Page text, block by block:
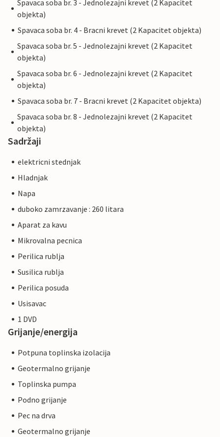
Spavaca soba br. 3 - Jednolezajni krevet (2 Kapacitet
objekta)
Spavaca soba br. 4 - Bracni krevet (2 Kapacitet objekta)
Spavaca soba br. 5 - Jednolezajni krevet (2 Kapacitet
objekta)
Spavaca soba br. 6 - Jednolezajni krevet (2 Kapacitet
objekta)
Spavaca soba br. 7 - Bracni krevet (2 Kapacitet objekta)
Spavaca soba br. 8 - Jednolezajni krevet (2 Kapacitet
objekta)
Sadržaji
elektricni stednjak
Hladnjak
Napa
duboko zamrzavanje : 260 litara
Aparat za kavu
Mikrovalna pecnica
Perilica rublja
Susilica rublja
Perilica posuda
Usisavac
1 DVD
Grijanje/energija
Potpuna toplinska izolacija
Geotermalno grijanje
Toplinska pumpa
Podno grijanje
Pec na drva
Geotermalno grijanje